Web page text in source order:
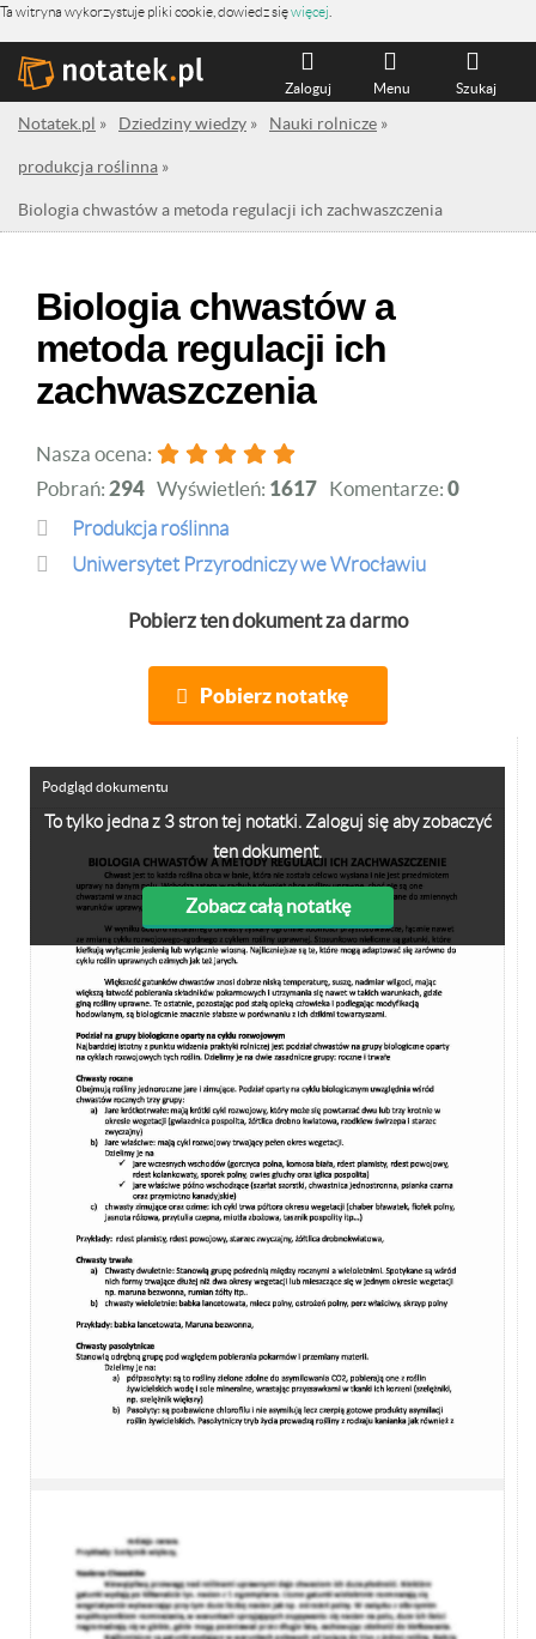
Ta witryna wykorzystuje pliki cookie, dowiedz sięwięcej
Szukaj
Menu
Zaloguj
Notatek.pl » Dziedziny wiedzy » Nauki rolnicze »
produkcja roślinna »
Biologia chwastów a metoda regulacji ich zachwaszczenia
Biologia chwastów a
metoda regulacji ich
zachwaszczenia
Nasza ocena:
Pobrań: 294 Wyświetleń: 1617 Komentarze: 0
produkcja roślinna
Uniwersytet Przyrodniczy we Wrocławiu
Pobierz ten dokument za darmo
Pobierz notatkę
To tylko jedna z 3 stron tej notatki. Zaloguj się aby zobaczyć
ten dokument.
Zobacz całą notatkę
Podgląd dokumentu